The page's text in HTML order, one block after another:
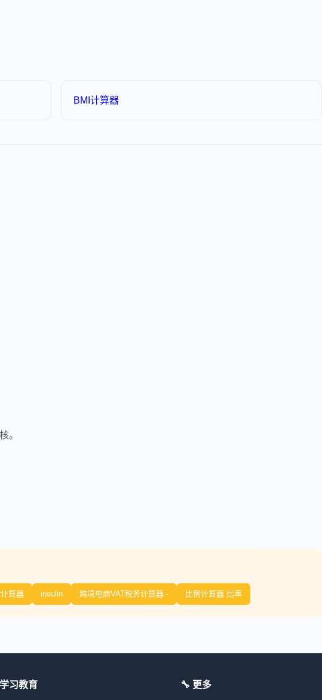
BMI计算器
。
算器 insulin 跨境电商VAT税务计算器 - 比例计算器 比率
习教育 🔧 更多